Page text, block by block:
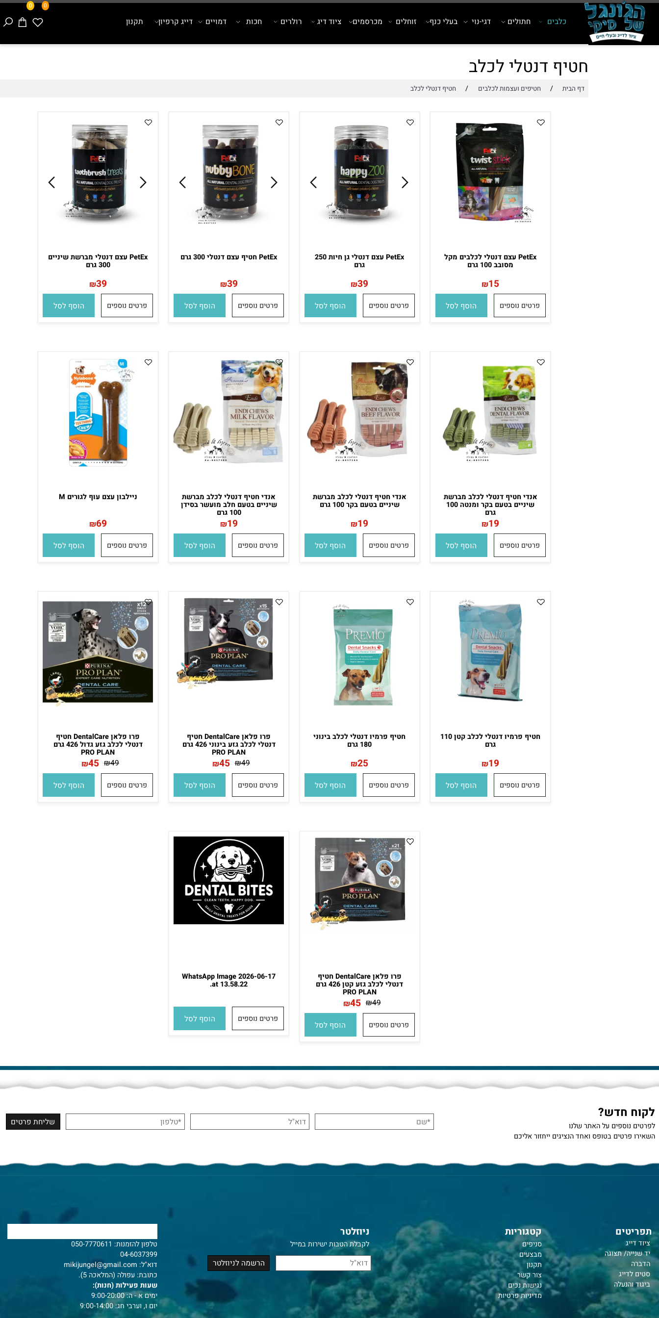
0 0
כלבים חתולים דגי-נוי בעלי כנף זוחלים מכרסמים ציוד דיג רולרים חכות דמויים דייג קרפיון תקנון
חטיף דנטלי לכלב
/ חטיפים ועצמות לכלבים / חטיף דנטלי לכלב
PetEx עצם דנטלי לכלבים מקל
₪15
פרטים נוספים הוסף לסל
₪39
פרטים נוספים הוסף לסל
₪39
פרטים נוספים הוסף לסל
PetEx עצם דנטלי מברשת שיניים
₪ 39
פרטים נוספים הוסף לסל
אנדי חטיף דנטלי לכלב מברשת
גרם
₪19
אנדי חטיף דנטלי לכלב מברשת
שיניים בטעם בקר 100 גרם
₪19
אנדי חטיף דנטלי לכלב מברשת
שיניים בטעם חלב מועשר בסידן
100 גרם
19
ניילבון עצם עוף לגורים M
69
גרם
₪19
חטיף פרמיו דנטלי לכלב בינוני
180 גרם
₪25
פרו פלאן DentalCare חטיף
דנטלי לכלב גזע בינוני 426 גרם
PRO PLAN
₪49
₪ 45
דנטלי לכלב גזע גדול 426 גרם
PRO PLAN
₪49
₪45
דנטלי לכלב גזע קטן 426 גרם
PRO PLAN
פרטים נוספים הוסף לסל
WhatsApp Image 2026-06-17
חדש?
תצוגה
קטגוריות
סניפים
ניוזלטר
לקבלת הטבות ישירות במייל
צרו איתנו קשר
טלפון להזמנות:050-7770611
04-6037399